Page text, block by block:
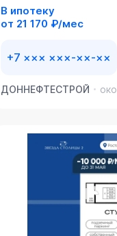
В ипотеку
от 21 170 ₽/мес
+7 ××× ×××-××-××
ДОННЕФТЕСТРОЙ